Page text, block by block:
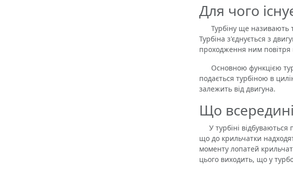
Для чого
Турбіну ще називають
Турбіна з'єднується з
проходження ним повітря
Основною функцією
подається турбіною в
залежить від двигуна.
Що
У турбіні відбуваються
що до крильчатки
моменту лопатей
цього виходить, що у